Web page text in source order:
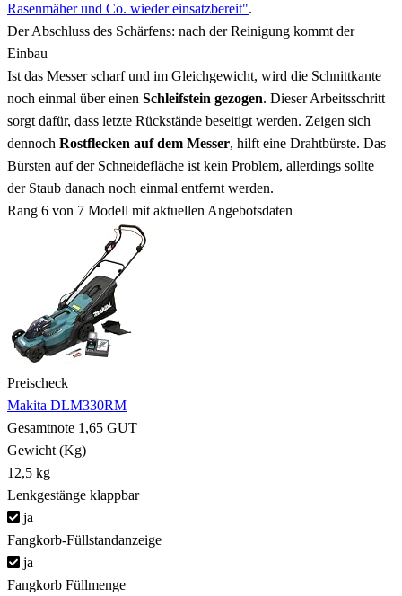
Rasenmäher und Co. wieder einsatzbereit".
Der Abschluss des Schärfens: nach der Reinigung kommt der
Einbau
Ist das Messer scharf und im Gleichgewicht, wird die Schnittkante
noch einmal über einen Schleifstein gezogen. Dieser Arbeitsschritt
sorgt dafür, dass letzte Rückstände beseitigt werden. Zeigen sich
dennoch Rostflecken auf dem Messer, hilft eine Drahtbürste. Das
Bürsten auf der Schneidefläche ist kein Problem, allerdings sollte
der Staub danach noch einmal entfernt werden.
Rang 6 von 7 Modell mit aktuellen Angebotsdaten
Preischeck
Makita DLM330RM
Gesamtnote 1,65 GUT
Gewicht (Kg)
12,5 kg
Lenkgestänge klappbar
ja
Fangkorb-Füllstandanzeige
ja
Fangkorb Füllmenge